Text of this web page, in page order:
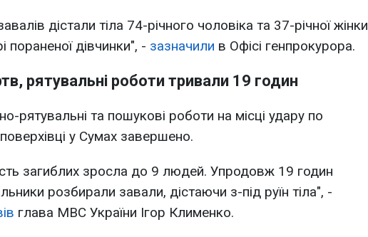
дістали тіла 74-річного чоловіка та 37-річної жінки
пораненої дівчинки", - зазначили в Офісі генпрокурора.
рятувальні роботи тривали 19 годин
рятувальні та пошукові роботи на місці удару по
у Сумах завершено.
загиблих зросла до 9 людей. Упродовж 19 годин
розбирали завали, дістаючи з-під руїн тіла", -
глава МВС України Ігор Клименко.